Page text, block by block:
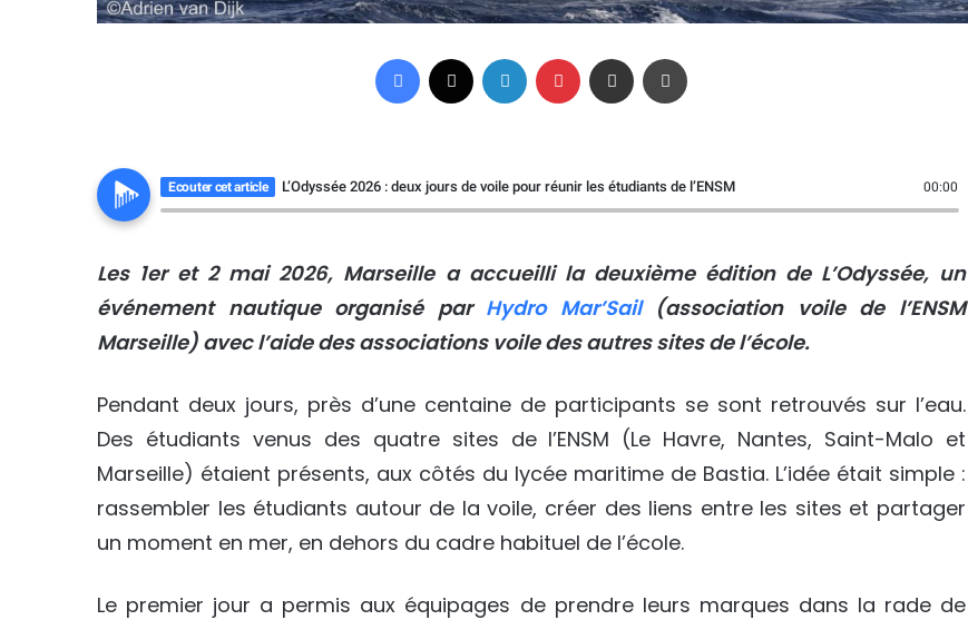
Facebook Linkedin Pinterest Partager par email
Ecouter cet article L’Odyssée 2026 : deux jours de voile pour réunir les étudiants de l’ENSM 00:00
Les 1er et 2 mai 2026, Marseille a accueilli la deuxième édition de L’Odyssée, un
événement nautique organisé par Hydro Mar’Sail(association voile de l’ENSM
Marseille) avec l’aide des associations voile des autres sites de l’école.
Pendant deux jours, près d’une centaine de participants se sont retrouvés sur l’eau.
Des étudiants venus des quatre sites de l’ENSM (Le Havre, Nantes, Saint-Malo et
Marseille) étaient présents, aux côtés du lycée maritime de Bastia. L’idée était simple :
rassembler les étudiants autour de la voile, créer des liens entre les sites et partager
un moment en mer, en dehors du cadre habituel de l’école.
Le premier jour a permis aux équipages de prendre leurs marques dans la rade de